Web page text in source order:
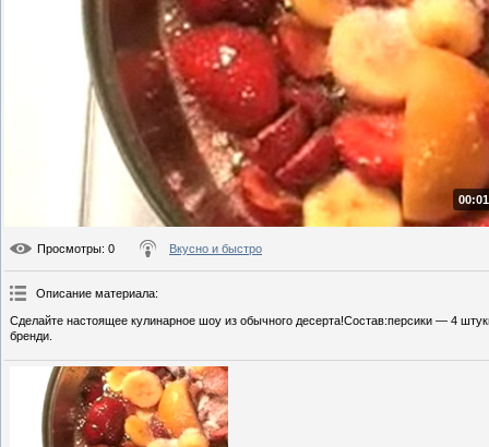
Просмотры: 0 Вкусно и быстро
Описание материала:
Сделайте настоящее кулинарное шоу из обычного десерта!Состав:персики — 4
бренди.